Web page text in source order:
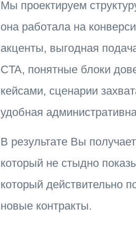
Мы проектируем
она работала на
акценты, выгодная
CTA, понятные блоки
кейсами, сценарии
удобная
В результате Вы
который не стыдно
который действительно
новые контракты.